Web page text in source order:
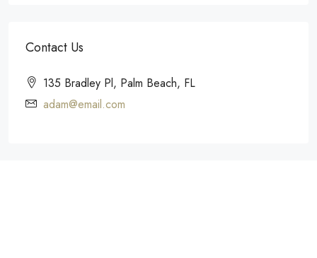
Contact Us
135 Bradley Pl, Palm Beach, FL
adam@email.com